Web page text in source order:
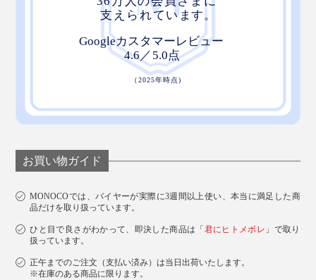
汚れたらそのまま洗濯もOK！長く使っていただくため
てからお使いください。
ベルギーの『INATURA（イナチュラ）』社によって、
寧に製造されている「チェリーストーンピロー」は、ギ
お買い物ガイド
MONOCOでは、バイヤーが実際に3週間以上使い、本当に満足した商
品だけを取り扱っています。
ひと目で良さがわかって、即決した商品は「 君にヒトメボレ 」で取り
扱っています。
正午までのご注文（支払い済み）は当日出荷いたします。
※在庫のある商品に限ります。